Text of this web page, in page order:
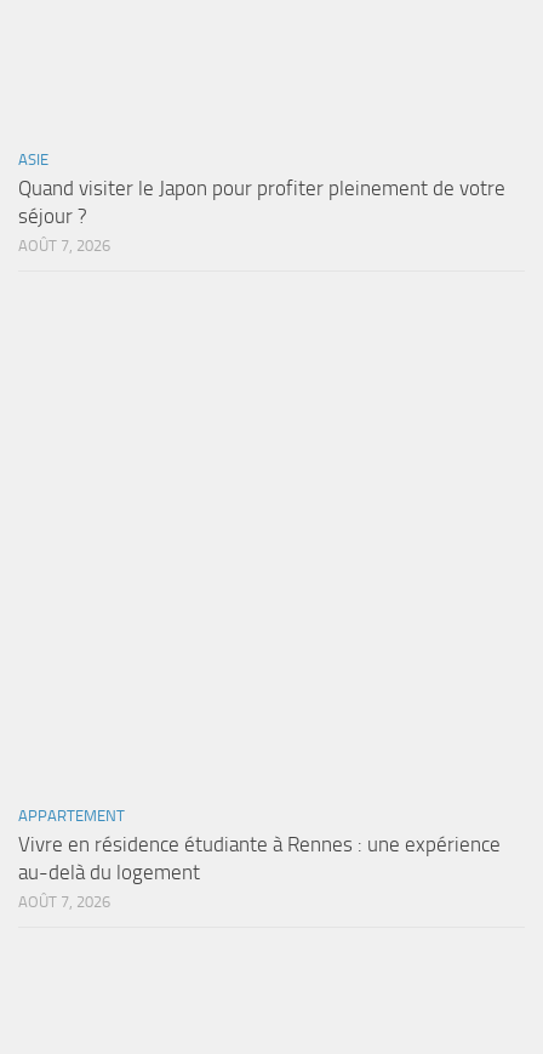
ASIE
Quand visiter le Japon pour profiter pleinement de votre
séjour ?
AOÛT 7, 2026
APPARTEMENT
Vivre en résidence étudiante à Rennes : une expérience
au-delà du logement
AOÛT 7, 2026